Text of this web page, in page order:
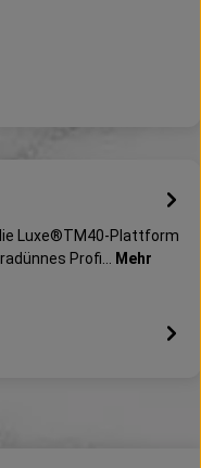
Luxe®TM40-Plattform
Profi…
Mehr